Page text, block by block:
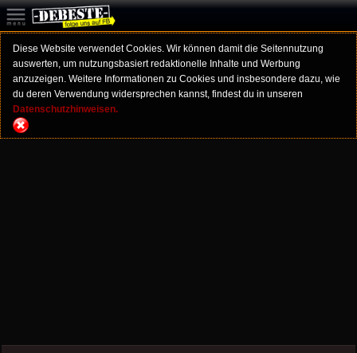
Diese Website verwendet Cookies. Wir können damit die Seitennutzung
auswerten, um nutzungsbasiert redaktionelle Inhalte und Werbung
anzuzeigen. Weitere Informationen zu Cookies und insbesondere dazu, wie
du deren Verwendung widersprechen kannst, findest du in unseren
Datenschutzhinweisen.